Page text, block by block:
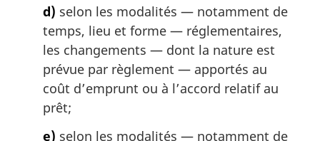
d) selon les modalités — notamment de
temps, lieu et forme — réglementaires,
les changements — dont la nature est
prévue par règlement — apportés au
coût d’emprunt ou à l’accord relatif au
prêt;
e) selon les modalités — notamment de